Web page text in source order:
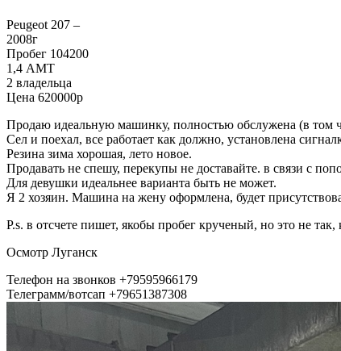
Peugeot 207 –
2008г
Пробег 104200
1,4 АМТ
2 владельца
Цена 620000р
Продаю идеальную машинку, полностью обслужена (в том
Сел и поехал, все работает как должно, установлена
Резина зима хорошая, лето новое.
Продавать не спешу, перекупы не доставайте. в связи с
Для девушки идеальнее варианта быть не может.
Я 2 хозяин. Машина на жену оформлена, будет
P.s. в отсчете пишет, якобы пробег крученый, но это не
Осмотр Луганск
Телефон на звонков +79595966179
Телеграмм/вотсап +79651387308